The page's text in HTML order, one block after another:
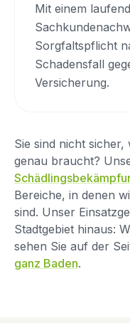
Mit einem
Sorgfaltspflicht
Schadensfall
Versicherung.
Sie sind nicht
genau braucht?
Bereiche, in denen
sind. Unser
Stadtgebiet hinaus:
sehen Sie auf der
ganz Baden.